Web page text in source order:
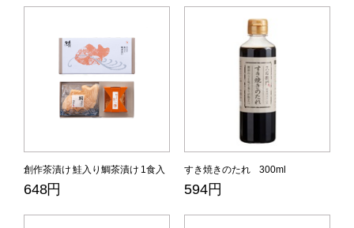
創作茶漬け 鮭入り鯛茶漬け 1食入
648円
すき焼きのたれ 300ml
594円